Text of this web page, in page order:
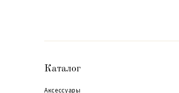
Каталог
Аксессуары